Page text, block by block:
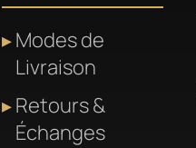
Modes de
Livraison
Retours &
Échanges